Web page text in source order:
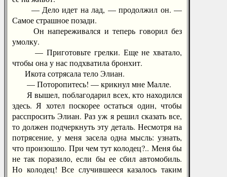
— Дело идет на лад, — продолжил он. —
Самое страшное позади.
Он напереживался и теперь говорил без
умолку.
— Приготовьте грелки. Еще не хватало,
чтобы она у нас подхватила бронхит.
Икота сотрясала тело Элиан.
— Поторопитесь! — крикнул мне Малле.
Я вышел, поблагодарил всех, кто находился
здесь. Я хотел поскорее остаться один, чтобы
расспросить Элиан. Раз уж я решил сказать все,
то должен подчеркнуть эту деталь. Несмотря на
потрясение, у меня засела одна мысль: узнать,
что произошло. При чем тут колодец?.. Меня бы
не так поразило, если бы ее сбил автомобиль.
Но колодец! Все случившееся казалось таким